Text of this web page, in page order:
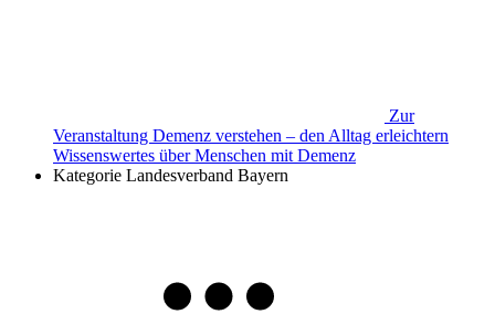
Zur
Veranstaltung Demenz verstehen – den Alltag erleichtern
Wissenswertes über Menschen mit Demenz
Kategorie Landesverband Bayern